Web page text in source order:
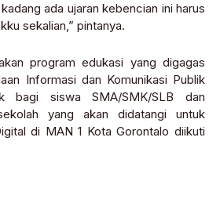
ada ujaran kebencian ini harus
sekalian,” pintanya.
program edukasi yang digagas
Informasi dan Komunikasi Publik
bagi siswa SMA/SMK/SLB dan
yang akan didatangi untuk
di MAN 1 Kota Gorontalo diikuti